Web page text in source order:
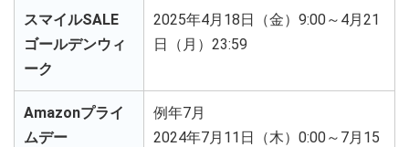
スマイルSALE
ゴールデンウィ
ーク
2025年4月18日（金）9:00～4月21
日（月）23:59
Amazonプライ
ムデー
例年7月
2024年7月11日（木）0:00～7月15